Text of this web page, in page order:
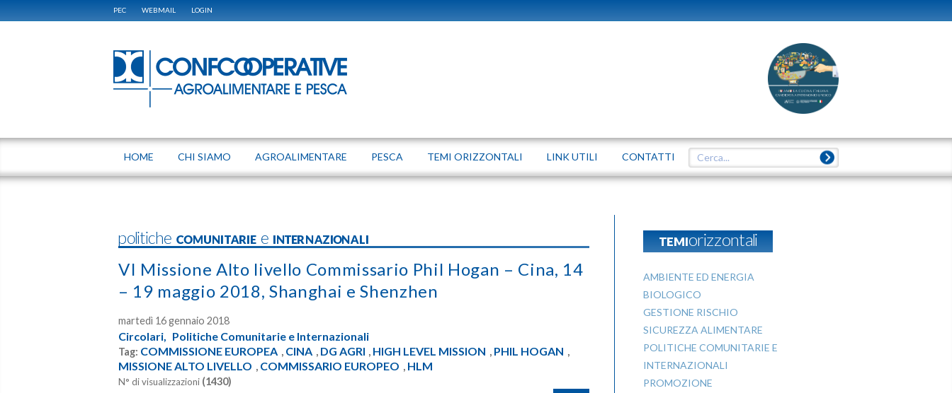
PEC WEBMAIL LOGIN
HOME CHI SIAMO AGROALIMENTARE PESCA TEMI ORIZZONTALI LINK UTILI CONTATTI
politiche COMUNITARIE e INTERNAZIONALI
VI Missione Alto livello Commissario Phil Hogan – Cina, 14
– 19 maggio 2018, Shanghai e Shenzhen
martedì 16 gennaio 2018
Circolari, Politiche Comunitarie e Internazionali
Tag: COMMISSIONE EUROPEA , CINA , DG AGRI , HIGH LEVEL MISSION , PHIL HOGAN ,
MISSIONE ALTO LIVELLO , COMMISSARIO EUROPEO , HLM
N° di visualizzazioni (1430)
TEMIorizzontali
AMBIENTE ED ENERGIA
BIOLOGICO
GESTIONE RISCHIO
SICUREZZA ALIMENTARE
POLITICHE COMUNITARIE E
INTERNAZIONALI
PROMOZIONE